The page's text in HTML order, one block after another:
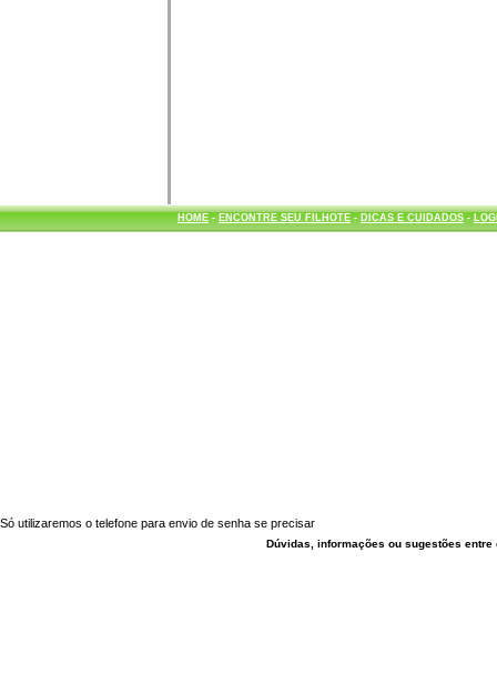
HOME- ENCONTRE SEU FILHOTE- DICAS E CUIDADOS-
Só utilizaremos o telefone para envio de senha se precisar
Dúvidas, informações ou sugestões